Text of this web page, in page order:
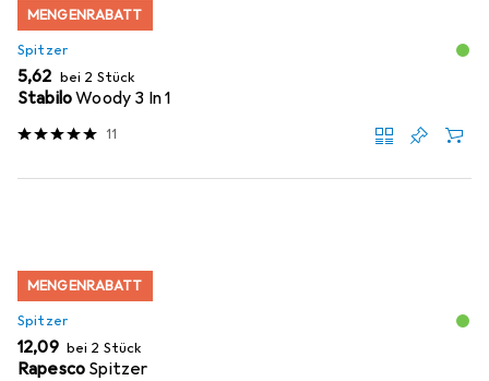
MENGENRABATT
Spitzer
EUR
5,62 bei 2 Stück
StabiloWoody 3 In 1
11
MENGENRABATT
Spitzer
EUR
12,09 bei 2 Stück
Rapesco Spitzer